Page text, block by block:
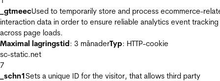
_gtmeecUsed to temporarily store and process ecommerce-
interaction data in order to ensure reliable analytics event tracking
across page loads.
Maximal lagringstid: 3 månaderTyp: HTTP-cookie
sc-static.net
7
_schn1Sets a unique ID for the visitor, that allows third party